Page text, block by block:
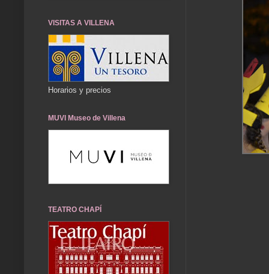
VISITAS A VILLENA
Horarios y precios
MUVI Museo de Villena
TEATRO CHAPÍ